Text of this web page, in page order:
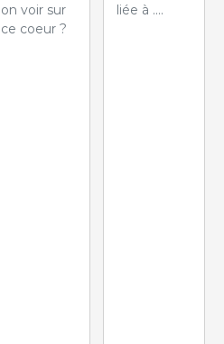
on voir sur
ce coeur ?
liée à ....